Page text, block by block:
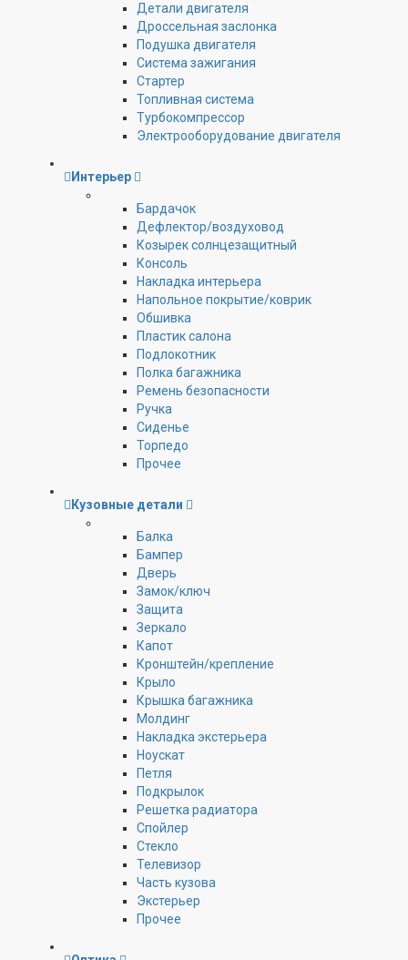
Детали двигателя
Дроссельная заслонка
Подушка двигателя
Система зажигания
Стартер
Топливная система
Турбокомпрессор
Электрооборудование двигателя
Интерьер
Бардачок
Дефлектор/воздуховод
Козырек солнцезащитный
Консоль
Накладка интерьера
Напольное покрытие/коврик
Обшивка
Пластик салона
Подлокотник
Полка багажника
Ремень безопасности
Ручка
Сиденье
Торпедо
Прочее
Кузовные детали
Балка
Бампер
Дверь
Замок/ключ
Защита
Зеркало
Капот
Кронштейн/крепление
Крыло
Крышка багажника
Молдинг
Накладка экстерьера
Ноускат
Петля
Подкрылок
Решетка радиатора
Спойлер
Стекло
Телевизор
Часть кузова
Экстерьер
Прочее